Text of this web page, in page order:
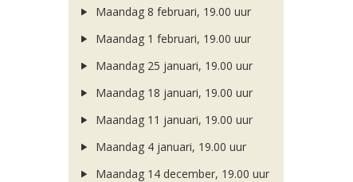
Maandag 8 februari, 19.00 uur
Maandag 1 februari, 19.00 uur
Maandag 25 januari, 19.00 uur
Maandag 18 januari, 19.00 uur
Maandag 11 januari, 19.00 uur
Maandag 4 januari, 19.00 uur
Maandag 14 december, 19.00 uur